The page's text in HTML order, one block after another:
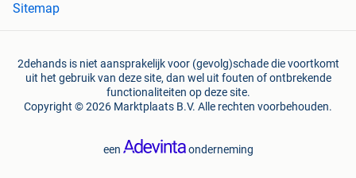
Sitemap
2dehands is niet aansprakelijk voor (gevolg)schade die voortkomt
uit het gebruik van deze site, dan wel uit fouten of ontbrekende
functionaliteiten op deze site.
Copyright © 2026 Marktplaats B.V. Alle rechten voorbehouden.
een onderneming